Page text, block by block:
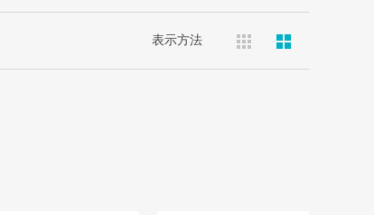
表示方法